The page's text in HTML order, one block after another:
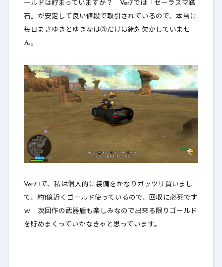
ールドは貯まっていますか？ Ver7では「ゼーラズマ鉱
石」が安定して良い値段で取引されているので、本当に
毎日まさゆきとゆきなは③だけは絶対欠かしていませ
ん。
Ver7.1で、私は個人的に装備をかなりガッツリ買いまし
て、約1億近くゴールド使っているので、回収に必死です
ｗ 次回作の武器盾も楽しみなので出来る限りゴールド
を貯めまくっていかなきゃと思っています。